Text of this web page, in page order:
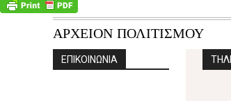
ΑΡΧΕΙΟΝ ΠΟΛΙΤΙΣΜΟΥ
ΕΠΙΚΟΙΝΩΝΙΑ